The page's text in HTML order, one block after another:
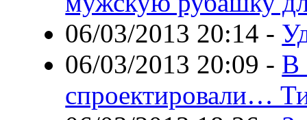
06/03/2013 20:14 -
06/03/2013 20:09 - В
спроектировали…